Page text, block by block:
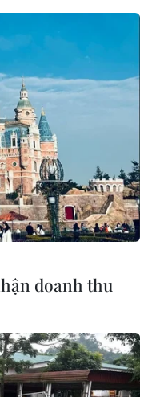
doanh thu